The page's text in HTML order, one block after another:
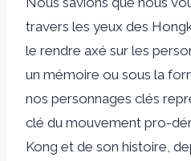
travers les yeux des
le rendre axé sur les
un mémoire ou sous la
nos personnages clés
clé du mouvement pro-
Kong et de son histoire,